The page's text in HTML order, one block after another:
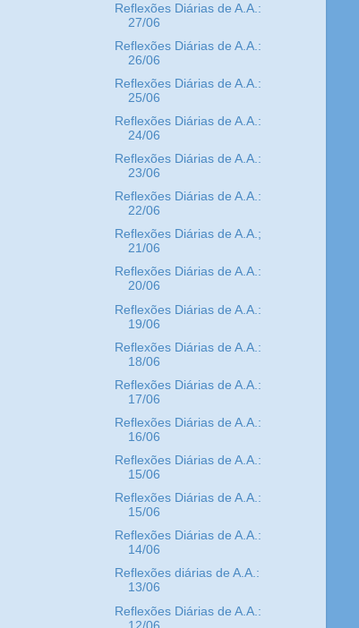
Reflexões Diárias de A.A.:
27/06
Reflexões Diárias de A.A.:
26/06
Reflexões Diárias de A.A.:
25/06
Reflexões Diárias de A.A.:
24/06
Reflexões Diárias de A.A.:
23/06
Reflexões Diárias de A.A.:
22/06
Reflexões Diárias de A.A.;
21/06
Reflexões Diárias de A.A.:
20/06
Reflexões Diárias de A.A.:
19/06
Reflexões Diárias de A.A.:
18/06
Reflexões Diárias de A.A.:
17/06
Reflexões Diárias de A.A.:
16/06
Reflexões Diárias de A.A.:
15/06
Reflexões Diárias de A.A.:
15/06
Reflexões Diárias de A.A.:
14/06
Reflexões diárias de A.A.:
13/06
Reflexões Diárias de A.A.:
12/06